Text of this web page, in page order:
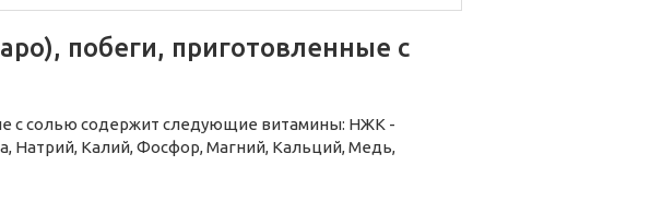
побеги, приготовленные с
с солью содержит следующие витамины: НЖК -
Калий, Фосфор, Магний, Кальций, Медь,